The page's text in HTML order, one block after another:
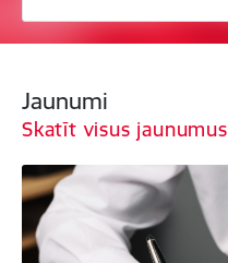
Jaunumi
Skatīt visus jaunumus